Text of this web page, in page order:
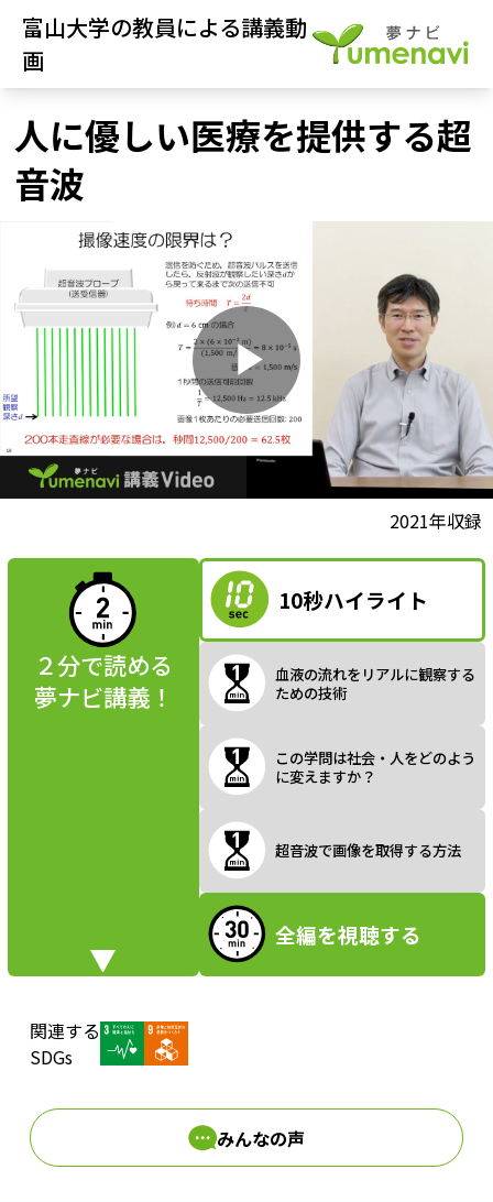
富山大学の教員による講義動
画
人に優しい医療を提供する超
音波
P
a
y
V
i
e
2021年収録
２分で読める
夢ナビ講義！
10秒ハイライト
血液の流れをリアルに観察する
ための技術
この学問は社会・人をどのよう
に変えますか？
超音波で画像を取得する方法
全編を視聴する
関連する
SDGs
みんなの声